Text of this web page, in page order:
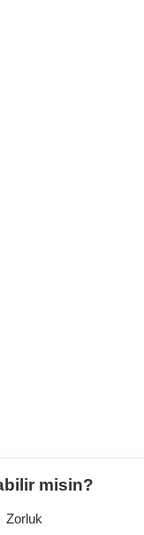
misin?
Zorluk